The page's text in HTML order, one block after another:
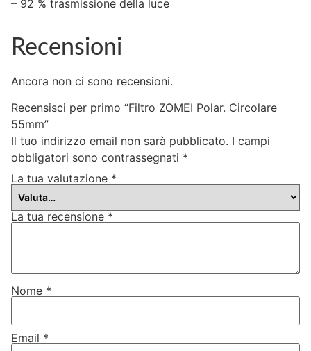
– 92 % trasmissione della luce
Recensioni
Ancora non ci sono recensioni.
Recensisci per primo “Filtro ZOMEI Polar. Circolare
55mm”
Il tuo indirizzo email non sarà pubblicato. I campi
obbligatori sono contrassegnati *
La tua valutazione *
La tua recensione *
Nome *
Email *